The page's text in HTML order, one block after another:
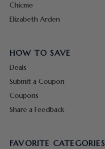
Chicme
Elizabeth Arden
HOW TO SAVE
Deals
Submit a Coupon
Coupons
Share a Feedback
FAVORITE CATEGORIES